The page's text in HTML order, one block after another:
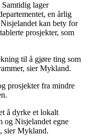
lager
en årlig
kan bety for
prosjekter, som
til å gjøre ting som
sier Mykland.
prosjekter fra mindre
å dyrke et lokalt
og Nisjelandet egne
sier Mykland.